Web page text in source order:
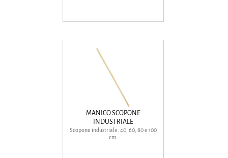
MANICO SCOPONE
INDUSTRIALE
Scopone industriale. 40, 60, 80 e 100
cm.